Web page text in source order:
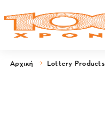
Αρχική Lottery Products